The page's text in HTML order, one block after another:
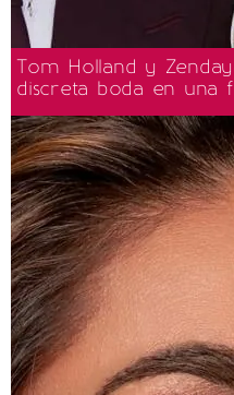
Tom Holland y
discreta boda en una